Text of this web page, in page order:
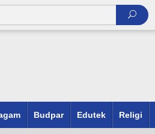
Budpar Edutek Religi